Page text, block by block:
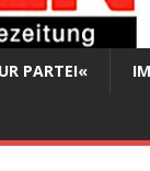
PARTEI«